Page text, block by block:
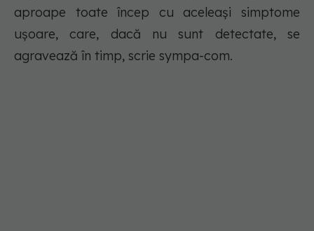
aproape toate încep cu aceleași simptome
ușoare, care, dacă nu sunt detectate, se
agravează în timp, scrie sympa-com.